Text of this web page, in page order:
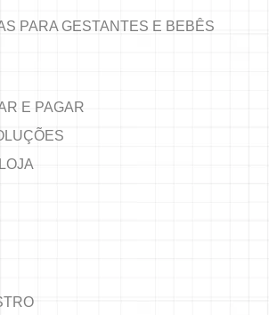
PARA GESTANTES E BEBÊS
E PAGAR